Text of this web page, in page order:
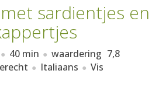
sardientjes en
40 min waardering 7,8
Italiaans Vis